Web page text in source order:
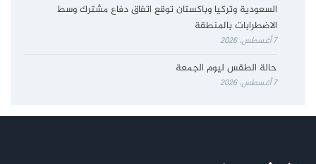
السعودية وتركيا وباكستان توقع اتفاق دفاع مشترك وسط
الاضطرابات بالمنطقة
7 أغسطس، 2026
حالة الطقس ليوم الجمعة
7 أغسطس، 2026